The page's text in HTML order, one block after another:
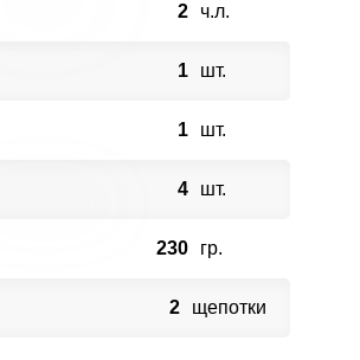
2 ч.л.
1 шт.
1 шт.
4 шт.
230 гр.
2 щепотки